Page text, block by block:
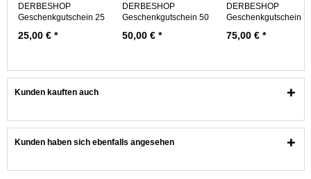
DERBESHOP
Geschenkgutschein 25
25,00 € *
DERBESHOP
Geschenkgutschein 50
50,00 € *
DERBESHOP
Geschenkgutschein
75,00 € *
Kunden kauften auch
Kunden haben sich ebenfalls angesehen